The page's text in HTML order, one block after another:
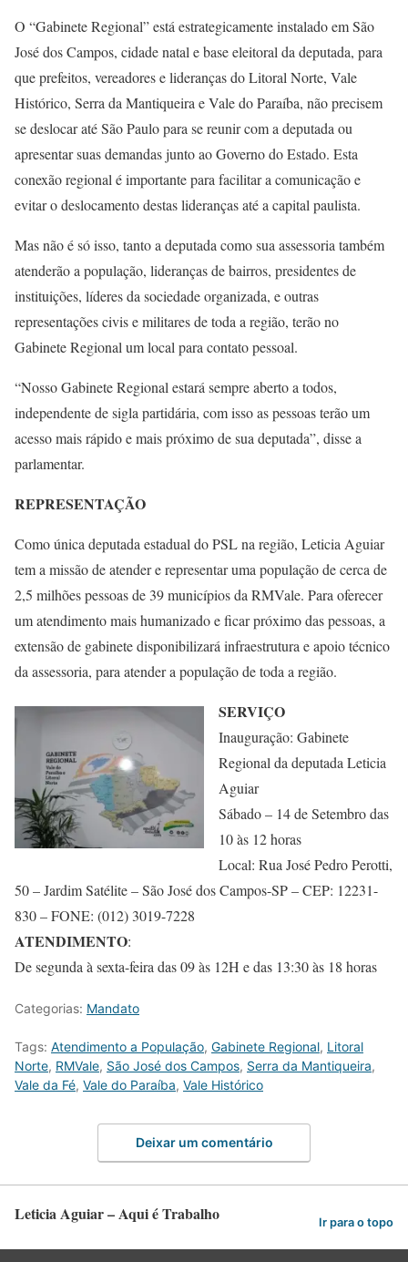
O “Gabinete Regional” está estrategicamente instalado em São
José dos Campos, cidade natal e base eleitoral da deputada, para
que prefeitos, vereadores e lideranças do Litoral Norte, Vale
Histórico, Serra da Mantiqueira e Vale do Paraíba, não precisem
se deslocar até São Paulo para se reunir com a deputada ou
apresentar suas demandas junto ao Governo do Estado. Esta
conexão regional é importante para facilitar a comunicação e
evitar o deslocamento destas lideranças até a capital paulista.
Mas não é só isso, tanto a deputada como sua assessoria também
atenderão a população, lideranças de bairros, presidentes de
instituições, líderes da sociedade organizada, e outras
representações civis e militares de toda a região, terão no
Gabinete Regional um local para contato pessoal.
“Nosso Gabinete Regional estará sempre aberto a todos,
independente de sigla partidária, com isso as pessoas terão um
acesso mais rápido e mais próximo de sua deputada”, disse a
parlamentar.
REPRESENTAÇÃO
Como única deputada estadual do PSL na região, Leticia Aguiar
tem a missão de atender e representar uma população de cerca de
2,5 milhões pessoas de 39 municípios da RMVale. Para oferecer
um atendimento mais humanizado e ficar próximo das pessoas, a
extensão de gabinete disponibilizará infraestrutura e apoio técnico
da assessoria, para atender a população de toda a região.
SERVIÇO
Inauguração: Gabinete
Regional da deputada Leticia
Aguiar
Sábado – 14 de Setembro das
10 às 12 horas
Local: Rua José Pedro Perotti,
50 – Jardim Satélite – São José dos Campos-SP – CEP: 12231-
830 – FONE: (012) 3019-7228
ATENDIMENTO:
De segunda à sexta-feira das 09 às 12H e das 13:30 às 18 horas
Categorias: Mandato
Tags: Atendimento a População, Gabinete Regional, Litoral
Norte, RMVale, São José dos Campos, Serra da Mantiqueira,
Vale da Fé, Vale do Paraíba, Vale Histórico
Deixar um comentário
Leticia Aguiar – Aqui é Trabalho Ir para o topo